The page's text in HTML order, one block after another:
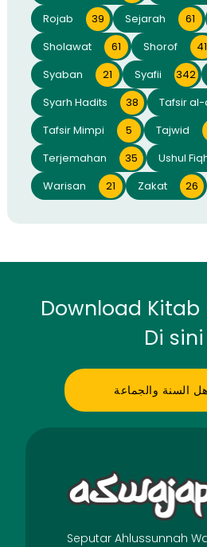
Rojab
39 Sejarah 61
Sholawat
61 Shorof 41
Syaban
21 Syafii 342
Syarh Hadits
38 Tafsir
Tafsir Mimpi
5 Tajwid
Terjemahan
35 Ushul
Warisan
21 Zakat 26
Download Kitab
Di sini
السنة والجماعة
Seputar Ahlussunnah